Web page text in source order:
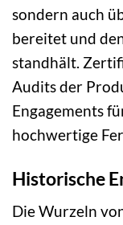
sondern auch
bereitet und
standhält.
Audits der
Engagements
hochwertige
Historische
Die Wurzeln